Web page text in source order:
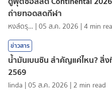
ถ่ายทอดสดกีฬา
หงส์ดรุณ |05 ส.ค. 2026 |4 min
ข่าวสาร
น้ำมันเบนซิน สำคัญแค่ไหน? สิ่ง
2569
linda |05 ส.ค. 2026 | 2 min read